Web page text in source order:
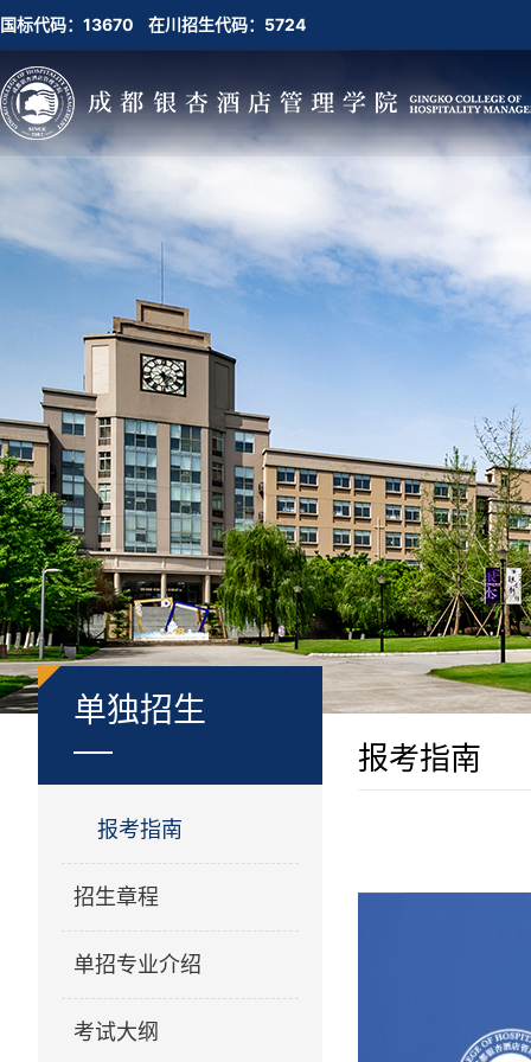
国标代码：13670 在川招生代码：5724
单独招生
报考指南
招生章程
单招专业介绍
考试大纲
报考指南